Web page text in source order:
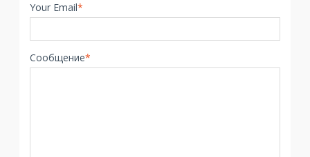
Your Email*
Сообщение*